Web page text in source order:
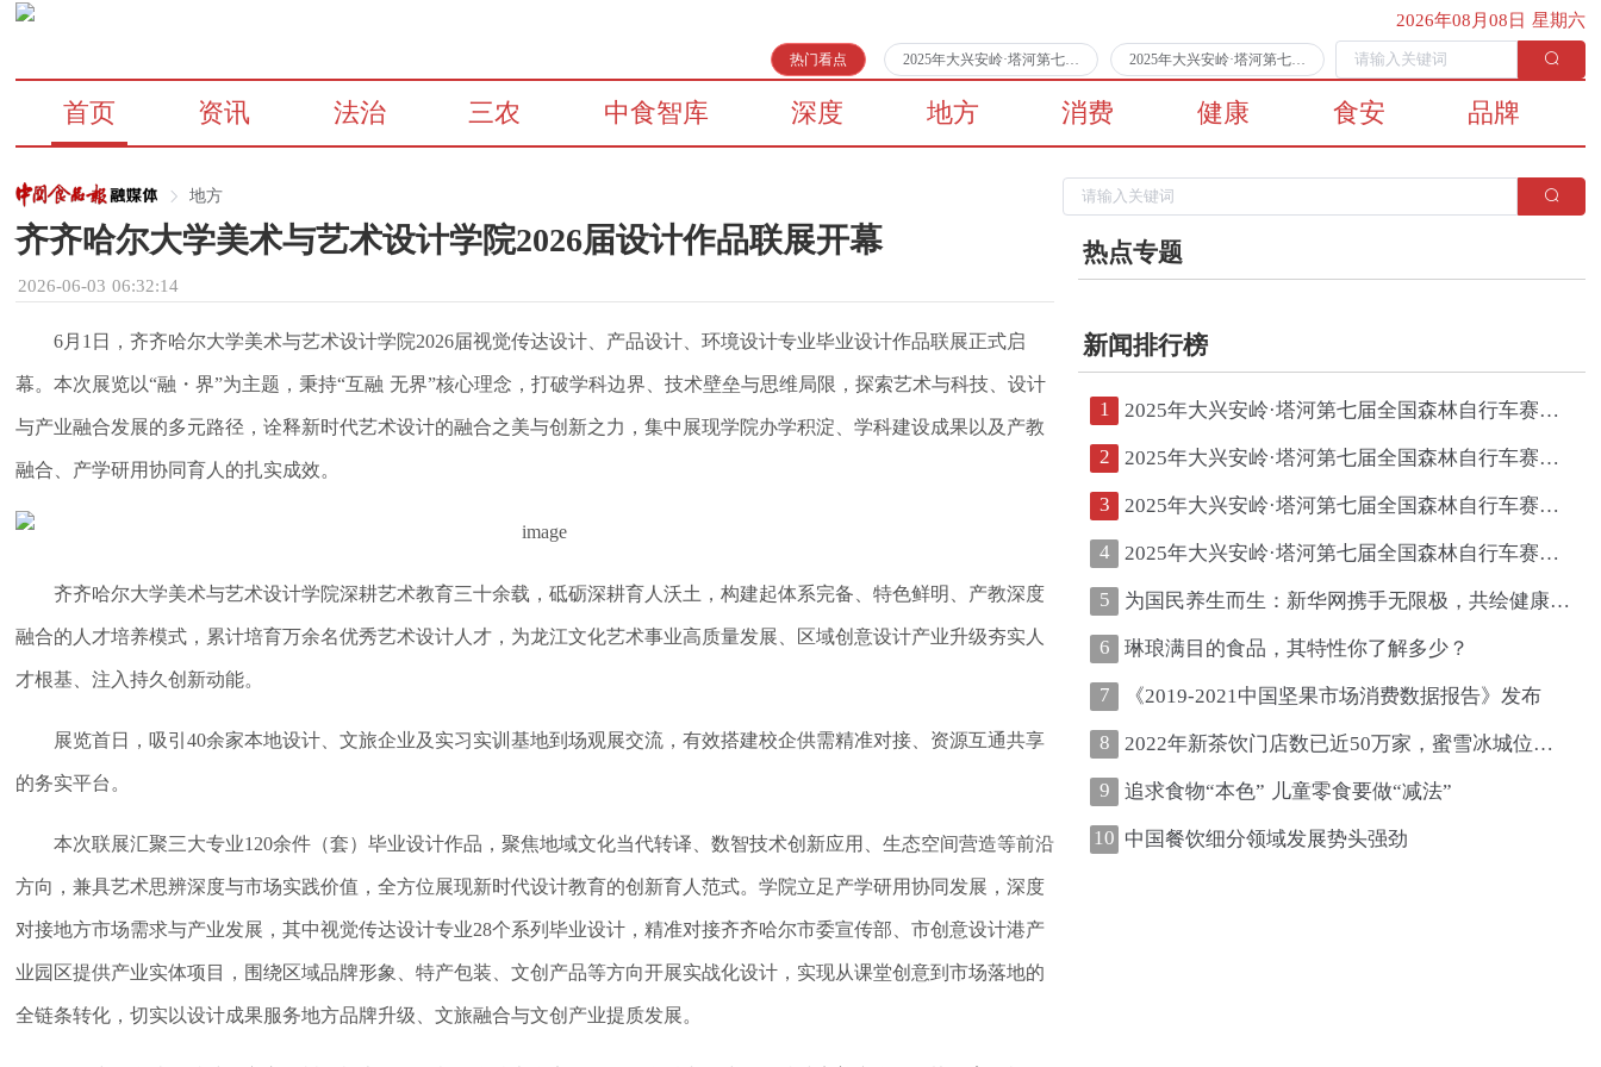
2026年08月08日 星期六
热门看点 2025年大兴安岭·塔河第七届全国森林自行车赛第二日比赛顺利完赛2025年大兴安岭·塔河第七届全国森林自行车赛将于7月11日拉开战幕
首页 资讯 法治 三农 中食智库 深度 地方 消费 健康 食安 品牌
地方
齐齐哈尔大学美术与艺术设计学院2026届设计作品联展开幕
2026-06-03 06:32:14
6月1日，齐齐哈尔大学美术与艺术设计学院2026届视觉传达设计、产品设计、环境设计专业毕业设计作品联展正式启
幕。本次展览以“融・界”为主题，秉持“互融 无界”核心理念，打破学科边界、技术壁垒与思维局限，探索艺术与科技、设计
与产业融合发展的多元路径，诠释新时代艺术设计的融合之美与创新之力，集中展现学院办学积淀、学科建设成果以及产教
融合、产学研用协同育人的扎实成效。
齐齐哈尔大学美术与艺术设计学院深耕艺术教育三十余载，砥砺深耕育人沃土，构建起体系完备、特色鲜明、产教深度
融合的人才培养模式，累计培育万余名优秀艺术设计人才，为龙江文化艺术事业高质量发展、区域创意设计产业升级夯实人
才根基、注入持久创新动能。
展览首日，吸引40余家本地设计、文旅企业及实习实训基地到场观展交流，有效搭建校企供需精准对接、资源互通共享
的务实平台。
本次联展汇聚三大专业120余件（套）毕业设计作品，聚焦地域文化当代转译、数智技术创新应用、生态空间营造等前沿
方向，兼具艺术思辨深度与市场实践价值，全方位展现新时代设计教育的创新育人范式。学院立足产学研用协同发展，深度
对接地方市场需求与产业发展，其中视觉传达设计专业28个系列毕业设计，精准对接齐齐哈尔市委宣传部、市创意设计港产
业园区提供产业实体项目，围绕区域品牌形象、特产包装、文创产品等方向开展实战化设计，实现从课堂创意到市场落地的
全链条转化，切实以设计成果服务地方品牌升级、文旅融合与文创产业提质发展。
热点专题
新闻排行榜
1 2025年大兴安岭·塔河第七届全国森林自行车赛第二日比赛顺利完赛
2 2025年大兴安岭·塔河第七届全国森林自行车赛将于7月11日拉开战幕
3 2025年大兴安岭·塔河第七届全国森林自行车赛鸣枪开赛
4 2025年大兴安岭·塔河第七届全国森林自行车赛圆满收官
5 为国民养生而生：新华网携手无限极，共绘健康中国新图景
6 琳琅满目的食品，其特性你了解多少？
7 《2019-2021中国坚果市场消费数据报告》发布
8 2022年新茶饮门店数已近50万家，蜜雪冰城位居第一、古茗第二
9 追求食物“本色” 儿童零食要做“减法”
10 中国餐饮细分领域发展势头强劲